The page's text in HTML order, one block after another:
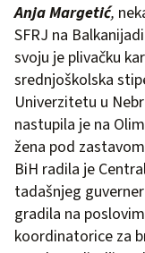
Anja Margetić,
SFRJ na
svoju je plivačku
srednjoškolska
Univerzitetu u
nastupila je na
žena pod
BiH radila je
tadašnjeg
gradila na
koordinatorice za